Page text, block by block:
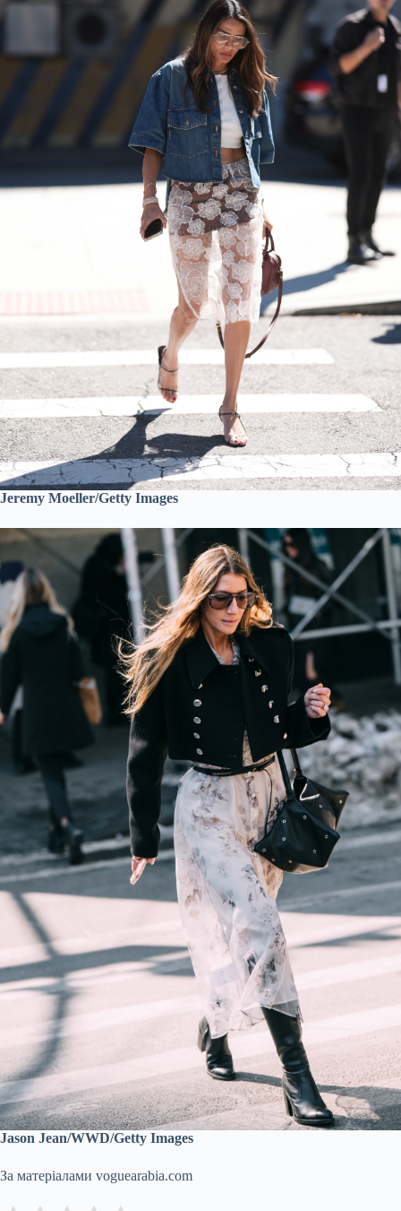
Jeremy Moeller/Getty Images
Jason Jean/WWD/Getty Images
За матеріалами voguearabia.com